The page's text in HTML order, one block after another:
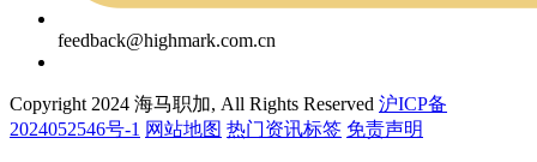
feedback@highmark.com.cn
Copyright 2024 海马职加, All Rights Reserved 沪ICP备
2024052546号-1 网站地图 热门资讯标签 免责声明